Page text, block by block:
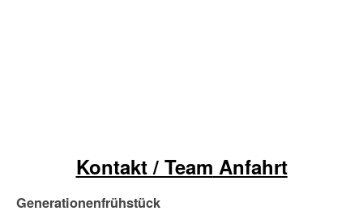
Kontakt / Team Anfahrt
Generationenfrühstück